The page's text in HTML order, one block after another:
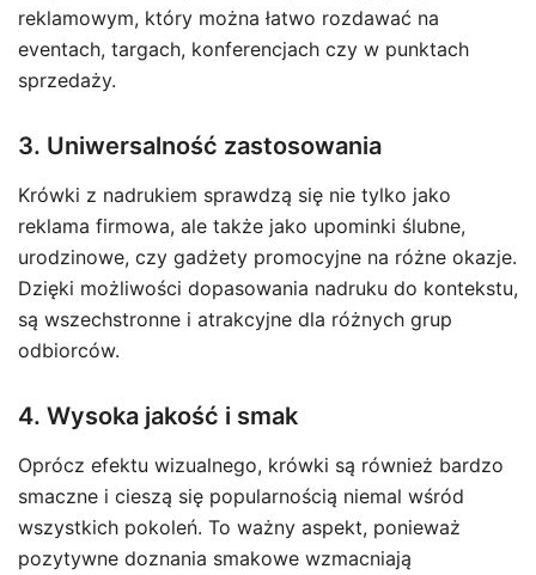
reklamowym, który można łatwo rozdawać na
eventach, targach, konferencjach czy w punktach
sprzedaży.
3. Uniwersalność zastosowania
Krówki z nadrukiem sprawdzą się nie tylko jako
reklama firmowa, ale także jako upominki ślubne,
urodzinowe, czy gadżety promocyjne na różne okazje.
Dzięki możliwości dopasowania nadruku do kontekstu,
są wszechstronne i atrakcyjne dla różnych grup
odbiorców.
4. Wysoka jakość i smak
Oprócz efektu wizualnego, krówki są również bardzo
smaczne i cieszą się popularnością niemal wśród
wszystkich pokoleń. To ważny aspekt, ponieważ
pozytywne doznania smakowe wzmacniają